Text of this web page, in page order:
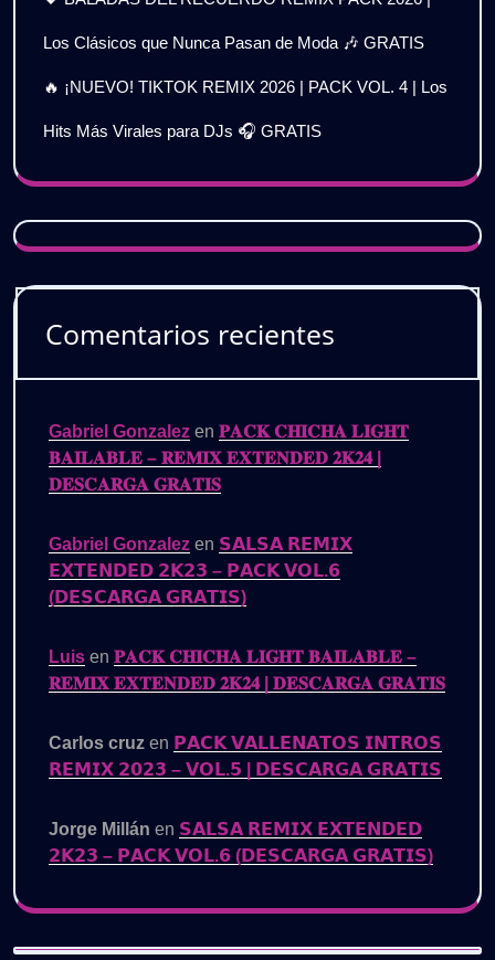
Los Clásicos que Nunca Pasan de Moda 🎶 GRATIS
🔥 ¡NUEVO! TIKTOK REMIX 2026 | PACK VOL. 4 | Los
Hits Más Virales para DJs 🎧 GRATIS
Comentarios recientes
Gabriel Gonzalez en 𝐏𝐀𝐂𝐊 𝐂𝐇𝐈𝐂𝐇𝐀 𝐋𝐈𝐆𝐇𝐓
𝐁𝐀𝐈𝐋𝐀𝐁𝐋𝐄 – 𝐑𝐄𝐌𝐈𝐗 𝐄𝐗𝐓𝐄𝐍𝐃𝐄𝐃 𝟐𝐊𝟐𝟒 |
𝐃𝐄𝐒𝐂𝐀𝐑𝐆𝐀 𝐆𝐑𝐀𝐓𝐈𝐒
Gabriel Gonzalez en 𝗦𝗔𝗟𝗦𝗔 𝗥𝗘𝗠𝗜𝗫
𝗘𝗫𝗧𝗘𝗡𝗗𝗘𝗗 𝟮𝗞𝟮𝟯 – 𝗣𝗔𝗖𝗞 𝗩𝗢𝗟.𝟲
(𝗗𝗘𝗦𝗖𝗔𝗥𝗚𝗔 𝗚𝗥𝗔𝗧𝗜𝗦)
Luis en 𝐏𝐀𝐂𝐊 𝐂𝐇𝐈𝐂𝐇𝐀 𝐋𝐈𝐆𝐇𝐓 𝐁𝐀𝐈𝐋𝐀𝐁𝐋𝐄 –
𝐑𝐄𝐌𝐈𝐗 𝐄𝐗𝐓𝐄𝐍𝐃𝐄𝐃 𝟐𝐊𝟐𝟒 | 𝐃𝐄𝐒𝐂𝐀𝐑𝐆𝐀 𝐆𝐑𝐀𝐓𝐈𝐒
Carlos cruz en 𝗣𝗔𝗖𝗞 𝗩𝗔𝗟𝗟𝗘𝗡𝗔𝗧𝗢𝗦 𝗜𝗡𝗧𝗥𝗢𝗦
𝗥𝗘𝗠𝗜𝗫 𝟮𝟬𝟮𝟯 – 𝗩𝗢𝗟.𝟱 | 𝗗𝗘𝗦𝗖𝗔𝗥𝗚𝗔 𝗚𝗥𝗔𝗧𝗜𝗦
Jorge Millán en 𝗦𝗔𝗟𝗦𝗔 𝗥𝗘𝗠𝗜𝗫 𝗘𝗫𝗧𝗘𝗡𝗗𝗘𝗗
𝟮𝗞𝟮𝟯 – 𝗣𝗔𝗖𝗞 𝗩𝗢𝗟.𝟲 (𝗗𝗘𝗦𝗖𝗔𝗥𝗚𝗔 𝗚𝗥𝗔𝗧𝗜𝗦)